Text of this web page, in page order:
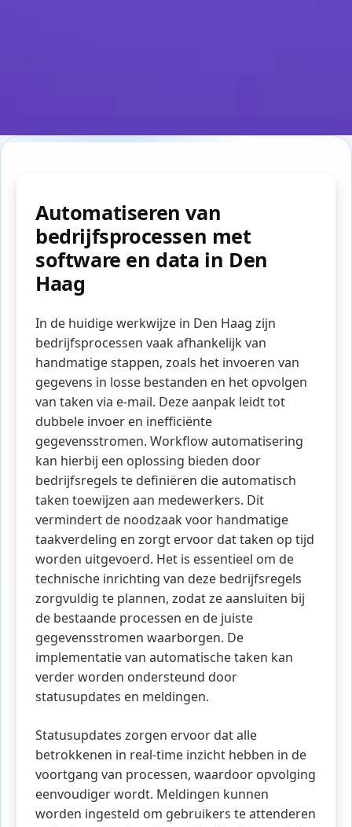
Automatiseren van
bedrijfsprocessen met
software en data in Den
Haag
In de huidige werkwijze in Den Haag zijn
bedrijfsprocessen vaak afhankelijk van
handmatige stappen, zoals het invoeren van
gegevens in losse bestanden en het opvolgen
van taken via e-mail. Deze aanpak leidt tot
dubbele invoer en inefficiënte
gegevensstromen. Workflow automatisering
kan hierbij een oplossing bieden door
bedrijfsregels te definiëren die automatisch
taken toewijzen aan medewerkers. Dit
vermindert de noodzaak voor handmatige
taakverdeling en zorgt ervoor dat taken op tijd
worden uitgevoerd. Het is essentieel om de
technische inrichting van deze bedrijfsregels
zorgvuldig te plannen, zodat ze aansluiten bij
de bestaande processen en de juiste
gegevensstromen waarborgen. De
implementatie van automatische taken kan
verder worden ondersteund door
statusupdates en meldingen.
Statusupdates zorgen ervoor dat alle
betrokkenen in real-time inzicht hebben in de
voortgang van processen, waardoor opvolging
eenvoudiger wordt. Meldingen kunnen
worden ingesteld om gebruikers te attenderen